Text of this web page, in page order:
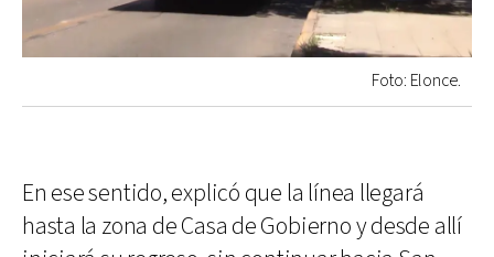
Foto: Elonce.
En ese sentido, explicó que la línea llegará
hasta la zona de Casa de Gobierno y desde allí